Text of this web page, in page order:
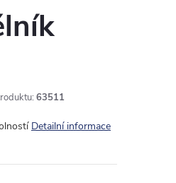
63511
Detailní informace